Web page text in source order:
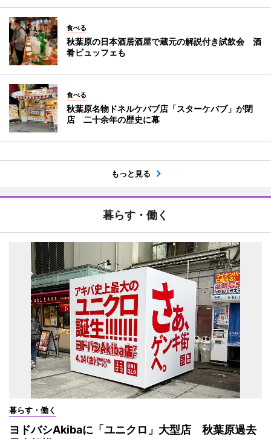
食べる
秋葉原の日本酒居酒屋で蔵元の解説付き試飲会 酒
肴ビュッフェも
食べる
秋葉原名物ドネルケバブ店「スターケバブ」が閉
店 二十余年の歴史に幕
もっと見る
暮らす・働く
暮らす・働く
ヨドバシAkibaに「ユニクロ」大型店 秋葉原過去